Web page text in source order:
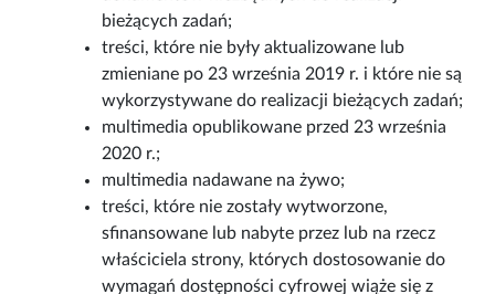
bieżących zadań;
treści, które nie były aktualizowane lub
zmieniane po 23 września 2019 r. i które nie są
wykorzystywane do realizacji bieżących zadań;
multimedia opublikowane przed 23 września
2020 r.;
multimedia nadawane na żywo;
treści, które nie zostały wytworzone,
sfinansowane lub nabyte przez lub na rzecz
właściciela strony, których dostosowanie do
wymagań dostępności cyfrowej wiąże się z